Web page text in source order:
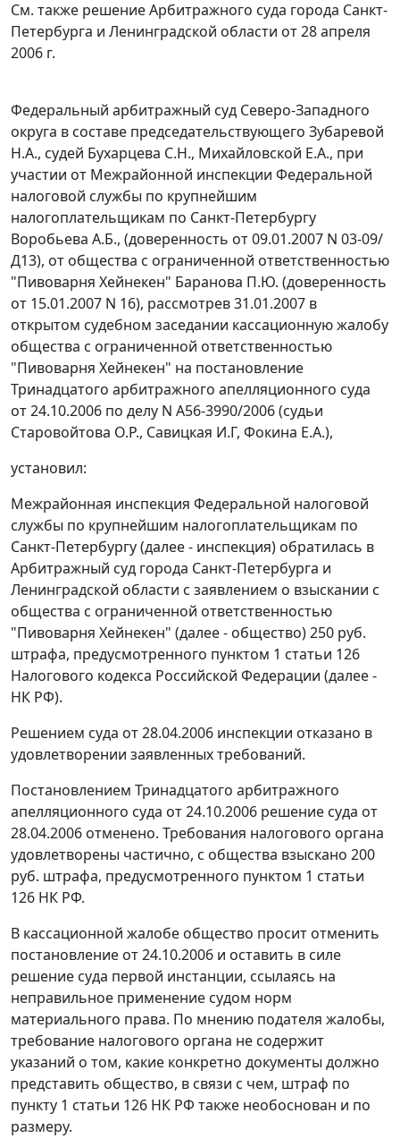
См. также решение Арбитражного суда города Санкт-
Петербурга и Ленинградской области от 28 апреля
2006 г.
Федеральный арбитражный суд Северо-Западного
округа в составе председательствующего Зубаревой
Н.А., судей Бухарцева С.Н., Михайловской Е.А., при
участии от Межрайонной инспекции Федеральной
налоговой службы по крупнейшим
налогоплательщикам по Санкт-Петербургу
Воробьева А.Б., (доверенность от 09.01.2007 N 03-09/
Д13), от общества с ограниченной ответственностью
"Пивоварня Хейнекен" Баранова П.Ю. (доверенность
от 15.01.2007 N 16), рассмотрев 31.01.2007 в
открытом судебном заседании кассационную жалобу
общества с ограниченной ответственностью
"Пивоварня Хейнекен" на постановление
Тринадцатого арбитражного апелляционного суда
от 24.10.2006 по делу N А56-3990/2006 (судьи
Старовойтова О.Р., Савицкая И.Г, Фокина Е.А.),
установил:
Межрайонная инспекция Федеральной налоговой
службы по крупнейшим налогоплательщикам по
Санкт-Петербургу (далее - инспекция) обратилась в
Арбитражный суд города Санкт-Петербурга и
Ленинградской области с заявлением о взыскании с
общества с ограниченной ответственностью
"Пивоварня Хейнекен" (далее - общество) 250 руб.
штрафа, предусмотренного пунктом 1 статьи 126
Налогового кодекса Российской Федерации (далее -
НК РФ).
Решением суда от 28.04.2006 инспекции отказано в
удовлетворении заявленных требований.
Постановлением Тринадцатого арбитражного
апелляционного суда от 24.10.2006 решение суда от
28.04.2006 отменено. Требования налогового органа
удовлетворены частично, с общества взыскано 200
руб. штрафа, предусмотренного пунктом 1 статьи
126 НК РФ.
В кассационной жалобе общество просит отменить
постановление от 24.10.2006 и оставить в силе
решение суда первой инстанции, ссылаясь на
неправильное применение судом норм
материального права. По мнению подателя жалобы,
требование налогового органа не содержит
указаний о том, какие конкретно документы должно
представить общество, в связи с чем, штраф по
пункту 1 статьи 126 НК РФ также необоснован и по
размеру.